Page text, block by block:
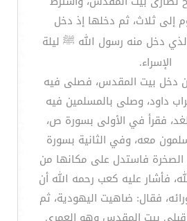
إلى ثلاث، ثم دخلها إذ دخل
دخل منه رسول الله ﷺ ليلة
الإسراء.
دخل بيت المقدس، فصلى فيه
داود، وصلى بالمسلمين فيه
فقرأ في الأولى بسورة ص،
معه، وفي الثانية بسورة
الصخرة فاستدل على مكانها من
فأشار عليه كعب رحمه الله أن
فقال: ضاهيت اليهودية، ثم